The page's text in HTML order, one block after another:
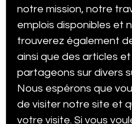
Trucs et astuces Google
Trucs Google trends
notre mission, notre
emplois disponibles et
trouverez également
ainsi que des articles
partageons sur divers
Nous espérons que
de visiter notre site et
votre visite. Si vous